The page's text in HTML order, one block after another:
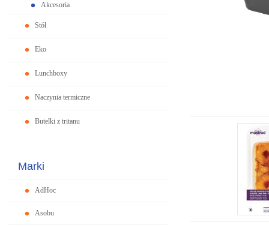
Akcesoria
Stół
Eko
Lunchboxy
Naczynia termiczne
Butelki z tritanu
Marki
AdHoc
Asobu